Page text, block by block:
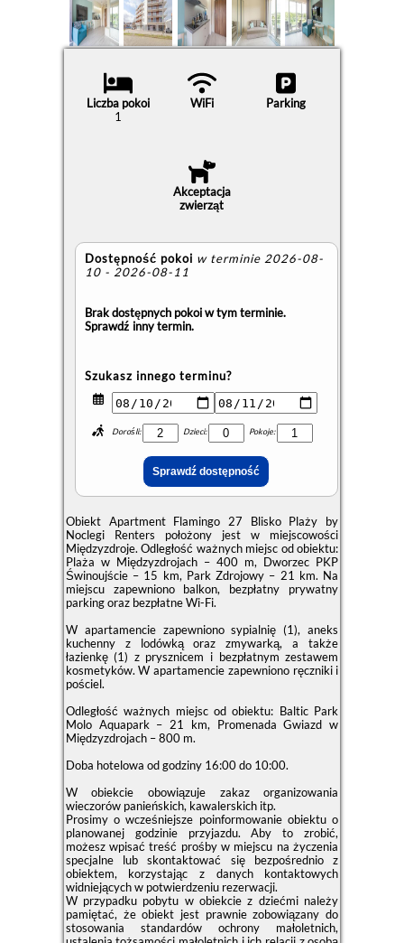
Liczba pokoi
1
WiFi Parking
Akceptacja
zwierząt
Dostępność pokoi w terminie 2026-08-
10 - 2026-08-11
Brak dostępnych pokoi w tym terminie.
Sprawdź inny termin.
Szukasz innego terminu?
Dorośli: Dzieci: Pokoje:
Obiekt Apartment Flamingo 27 Blisko Plaży by
Noclegi Renters położony jest w miejscowości
Międzyzdroje. Odległość ważnych miejsc od obiektu:
Plaża w Międzyzdrojach – 400 m, Dworzec PKP
Świnoujście – 15 km, Park Zdrojowy – 21 km. Na
miejscu zapewniono balkon, bezpłatny prywatny
parking oraz bezpłatne Wi-Fi.
W apartamencie zapewniono sypialnię (1), aneks
kuchenny z lodówką oraz zmywarką, a także
łazienkę (1) z prysznicem i bezpłatnym zestawem
kosmetyków. W apartamencie zapewniono ręczniki i
pościel.
Odległość ważnych miejsc od obiektu: Baltic Park
Molo Aquapark – 21 km, Promenada Gwiazd w
Międzyzdrojach – 800 m.
Doba hotelowa od godziny 16:00do 10:00.
W obiekcie obowiązuje zakaz organizowania
wieczorów panieńskich, kawalerskich itp.
Prosimy o wcześniejsze poinformowanie obiektu o
planowanej godzinie przyjazdu. Aby to zrobić,
możesz wpisać treść prośby w miejscu na życzenia
specjalne lub skontaktować się bezpośrednio z
obiektem, korzystając z danych kontaktowych
widniejących w potwierdzeniu rezerwacji.
W przypadku pobytu w obiekcie z dziećmi należy
pamiętać, że obiekt jest prawnie zobowiązany do
stosowania standardów ochrony małoletnich,